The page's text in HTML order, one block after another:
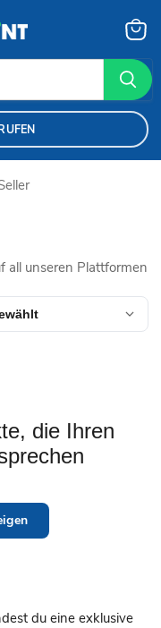
all unseren Plattformen
die Ihren
du eine exklusive